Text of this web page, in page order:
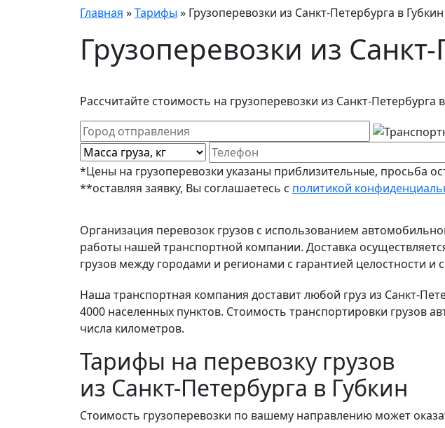
Главная »Тарифы » Грузоперевозки из Санкт-Петербурга в Губкин
Грузоперевозки из
Рассчитайте стоимость на грузоперевозки из Санкт-Петербурга
*Цены на грузоперевозки указаны приблизительные, просьба
**оставляя заявку, Вы соглашаетесь с политикой
Организация перевозок грузов с использованием
работы нашей транспортной компании. Доставка
грузов между городами и регионами с гарантией целостности и
Наша транспортная компания доставит любой груз из Санкт-
4000 населенных пунктов. Стоимость транспортировки
числа километров.
Тарифы на перевозку грузов
из Санкт-Петербурга в Губкин
Стоимость грузоперевозки по вашему направлению может